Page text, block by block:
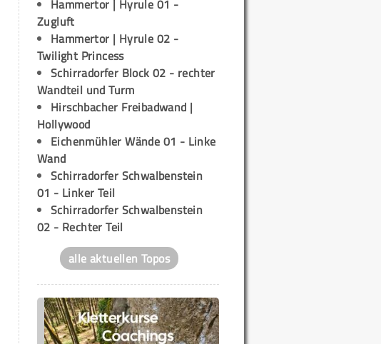
Hammertor | Hyrule 01 -
Zugluft
Hammertor | Hyrule 02 -
Twilight Princess
Schirradorfer Block 02 - rechter
Wandteil und Turm
Hirschbacher Freibadwand |
Hollywood
Eichenmühler Wände 01 - Linke
Wand
Schirradorfer Schwalbenstein
01 - Linker Teil
Schirradorfer Schwalbenstein
02 - Rechter Teil
alle aktuellen Topos